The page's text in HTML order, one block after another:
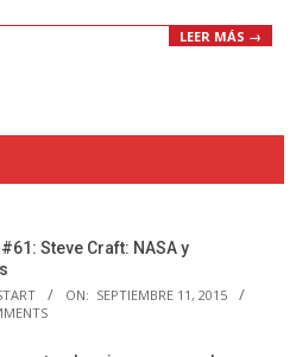
LEER MÁS →
Steve Craft: NASA y
ON: SEPTIEMBRE 11, 2015